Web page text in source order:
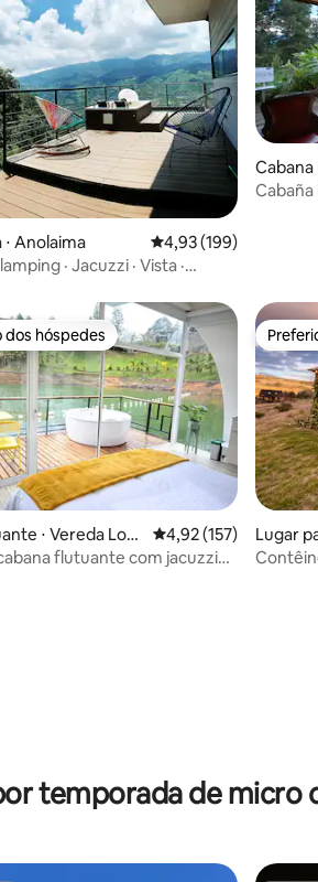
de 5, 106 avaliações
Anolaima 4,93 de uma avaliação
4,93 (199)
· Jacuzzi · Vista ·
Cabana
de 5, 175 avaliações
dos hóspedes
dos hóspedes
⋅ Vereda Los
4,92 de uma
4,92 (157)
flutuante com jacuzzi
Lugar
arca
temporada de micro